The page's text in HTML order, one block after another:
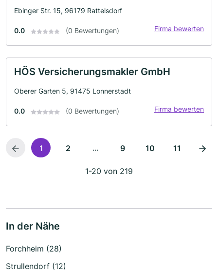
Ebinger Str. 15, 96179 Rattelsdorf
0.0 (0 Bewertungen) Firma bewerten
HÖS Versicherungsmakler GmbH
Oberer Garten 5, 91475 Lonnerstadt
0.0 (0 Bewertungen) Firma bewerten
1 2 ... 9 10 11
1-20 von 219
In der Nähe
Forchheim (28)
Strullendorf (12)